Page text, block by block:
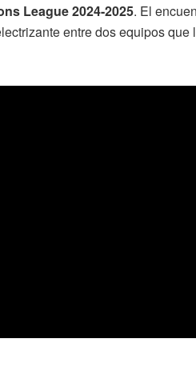
League 2024-2025. El
entre dos equipos